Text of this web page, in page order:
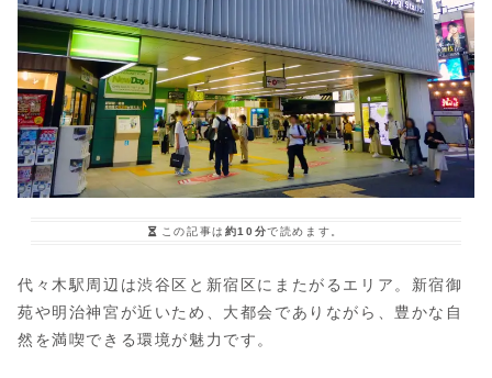
この記事は 約10分で読めます。
代々木駅周辺は渋谷区と新宿区にまたがるエリア。新宿御
苑や明治神宮が近いため、大都会でありながら、豊かな自
然を満喫できる環境が魅力です。